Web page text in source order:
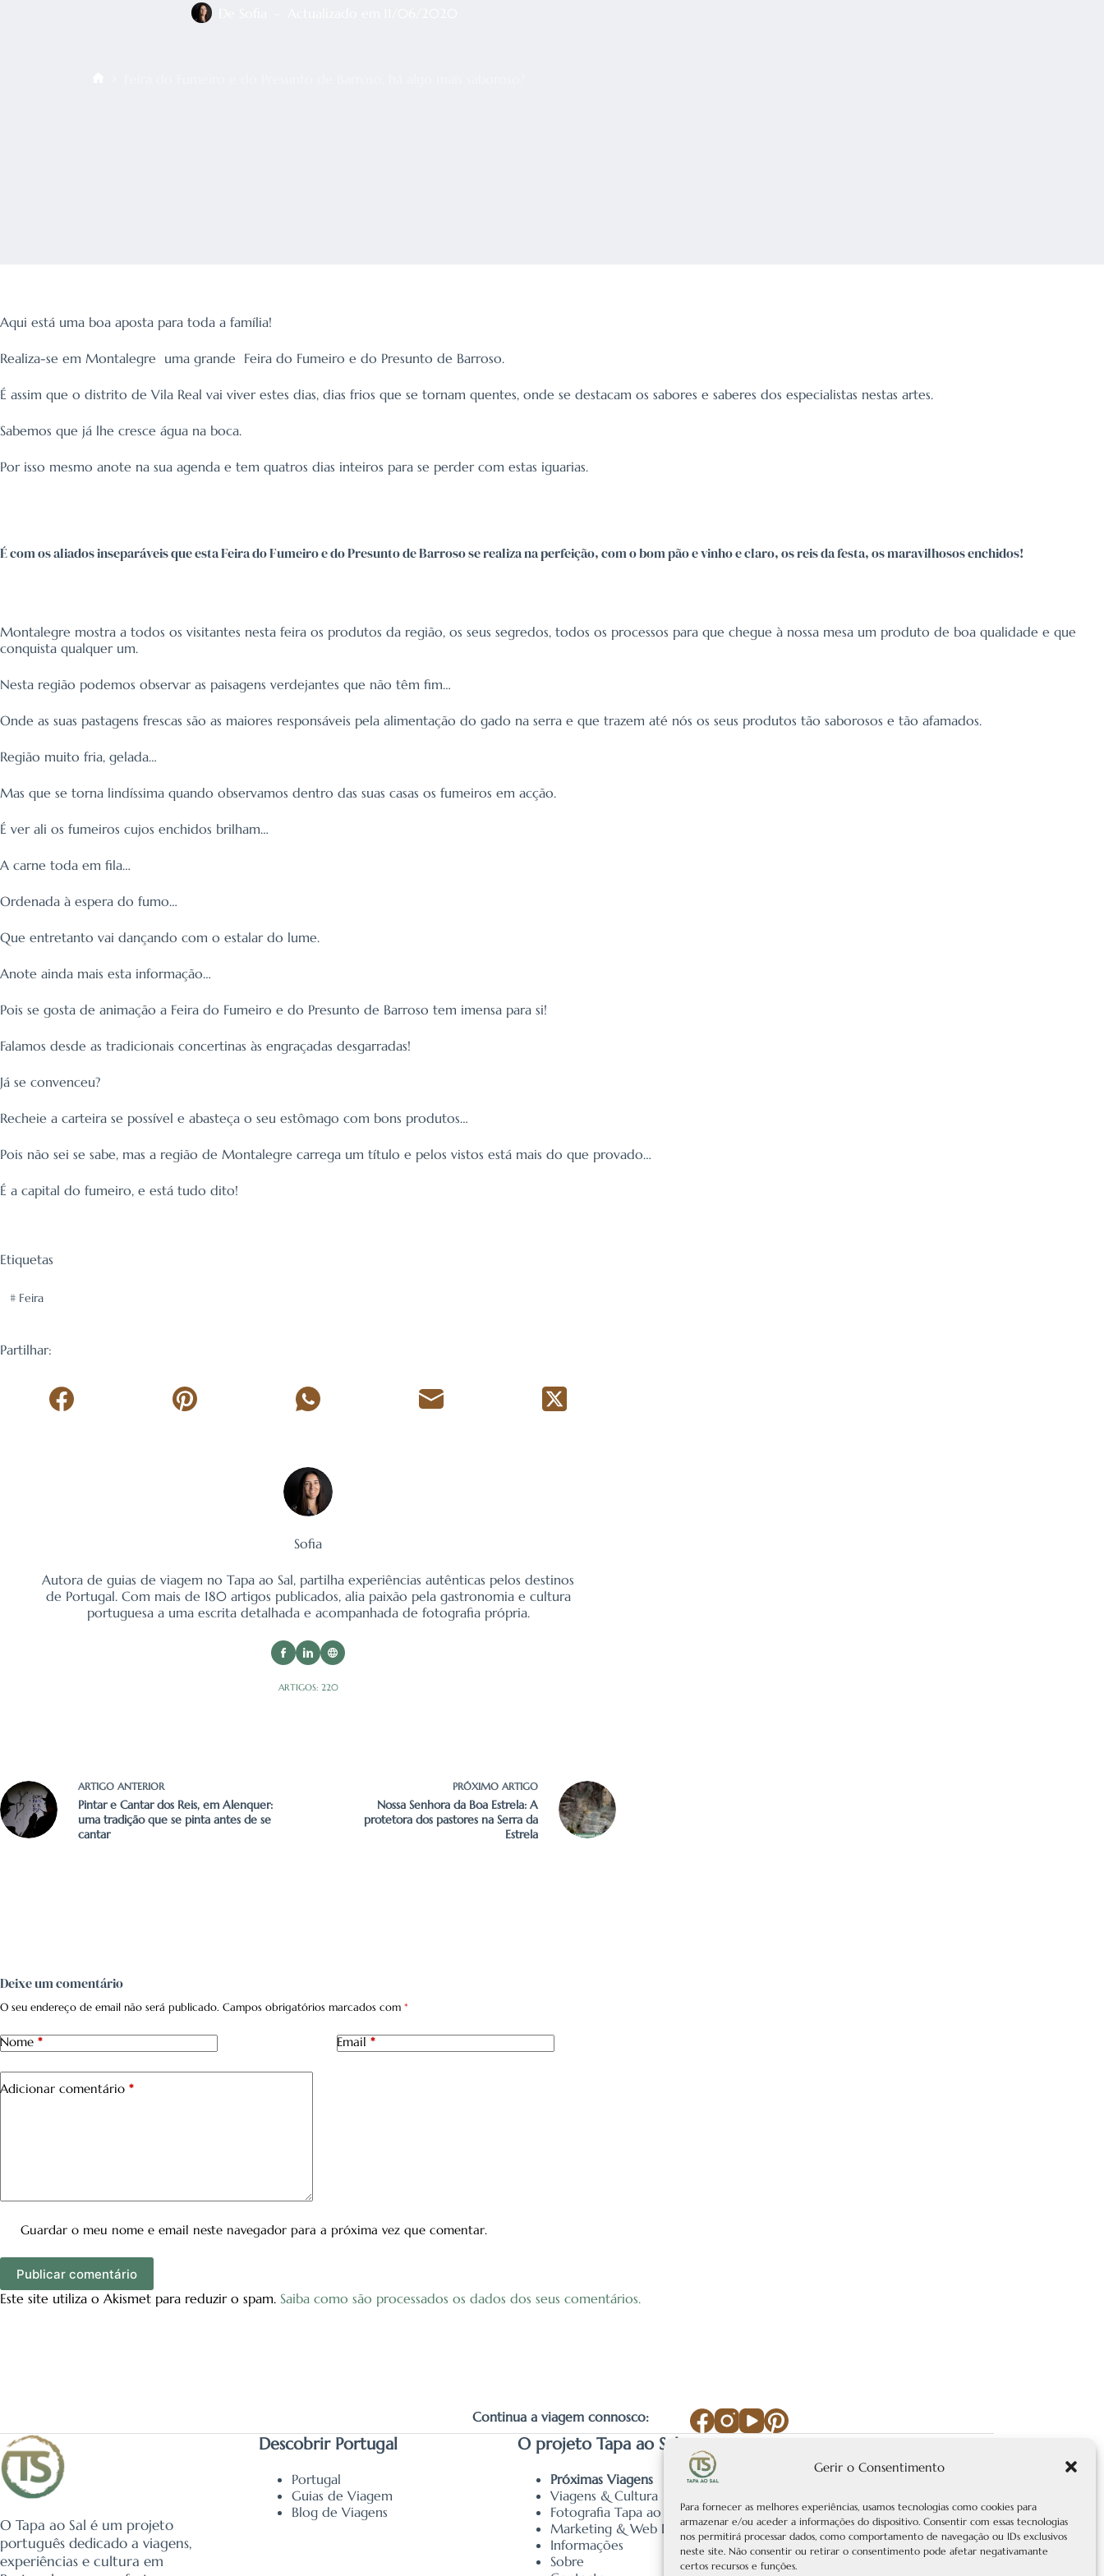
Gerir o Consentimento
Para fornecer as melhores experiências, usamos tecnologias como cookies para
armazenar e/ou aceder a informações do dispositivo. Consentir com essas tecnologias
nos permitirá processar dados, como comportamento de navegação ou IDs exclusivos
neste site. Não consentir ou retirar o consentimento pode afetar negativamante
certos recursos e funções.
Aqui está uma boa aposta para toda a família!
Realiza-se em Montalegre uma grande Feira do Fumeiro e do Presunto de Barroso.
É assim que o distrito de Vila Real vai viver estes dias, dias frios que se tornam quentes, onde se destacam os sabores e saberes dos especialistas nestas artes.
Sabemos que já lhe cresce água na boca.
Por isso mesmo anote na sua agenda e tem quatros dias inteiros para se perder com estas iguarias.
É com os aliados inseparáveis que esta Feira do Fumeiro e do Presunto de Barroso se realiza na perfeição, com o bom pão e vinho e claro, os reis da festa, os maravilhosos enchidos!
Montalegre mostra a todos os visitantes nesta feira os produtos da região, os seus segredos, todos os processos para que chegue à nossa mesa um produto de boa qualidade e que
conquista qualquer um.
Nesta região podemos observar as paisagens verdejantes que não têm fim…
Onde as suas pastagens frescas são as maiores responsáveis pela alimentação do gado na serra e que trazem até nós os seus produtos tão saborosos e tão afamados.
Região muito fria, gelada…
Mas que se torna lindíssima quando observamos dentro das suas casas os fumeiros em acção.
É ver ali os fumeiros cujos enchidos brilham…
A carne toda em fila…
Ordenada à espera do fumo…
Que entretanto vai dançando com o estalar do lume.
Anote ainda mais esta informação…
Pois se gosta de animação a Feira do Fumeiro e do Presunto de Barroso tem imensa para si!
Falamos desde as tradicionais concertinas às engraçadas desgarradas!
Já se convenceu?
Recheie a carteira se possível e abasteça o seu estômago com bons produtos…
Pois não sei se sabe, mas a região de Montalegre carrega um título e pelos vistos está mais do que provado…
É a capital do fumeiro, e está tudo dito!
Etiquetas
#Feira
Partilhar:
Sofia
Autora de guias de viagem no Tapa ao Sal, partilha experiências autênticas pelos destinos
de Portugal. Com mais de 180 artigos publicados, alia paixão pela gastronomia e cultura
portuguesa a uma escrita detalhada e acompanhada de fotografia própria.
ARTIGOS: 220
ARTIGO ANTERIOR
Pintar e Cantar dos Reis, em Alenquer:
uma tradição que se pinta antes de se
cantar
PRÓXIMO ARTIGO
Nossa Senhora da Boa Estrela: A
protetora dos pastores na Serra da
Estrela
Deixe um comentário
O seu endereço de email não será publicado. Campos obrigatórios marcados com *
Nome * Email *
Adicionar comentário *
Guardar o meu nome e email neste navegador para a próxima vez que comentar.
Publicar comentário
Este site utiliza o Akismet para reduzir o spam. Saiba como são processados os dados dos seus comentários.
Continua a viagem connosco:
O Tapa ao Sal é um projeto
português dedicado a viagens,
experiências e cultura em
Descobrir Portugal
Portugal
Guias de Viagem
Blog de Viagens
O projeto Tapa ao Sal
Próximas Viagens
Viagens & Cultura
Fotografia Tapa ao Sal
Marketing & Web Design
Informações
Sobre
Receber a Newsletter
Subscreva a nossa newsletter e
receba atualizações exclusivas!
Email